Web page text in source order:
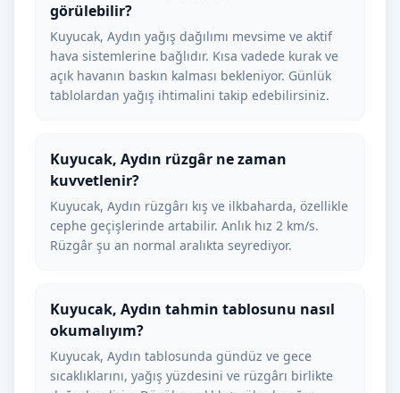
görülebilir?
Kuyucak, Aydın yağış dağılımı mevsime ve aktif
hava sistemlerine bağlıdır. Kısa vadede kurak ve
açık havanın baskın kalması bekleniyor. Günlük
tablolardan yağış ihtimalini takip edebilirsiniz.
Kuyucak, Aydın rüzgâr ne zaman
kuvvetlenir?
Kuyucak, Aydın rüzgârı kış ve ilkbaharda, özellikle
cephe geçişlerinde artabilir. Anlık hız 2 km/s.
Rüzgâr şu an normal aralıkta seyrediyor.
Kuyucak, Aydın tahmin tablosunu nasıl
okumalıyım?
Kuyucak, Aydın tablosunda gündüz ve gece
sıcaklıklarını, yağış yüzdesini ve rüzgârı birlikte